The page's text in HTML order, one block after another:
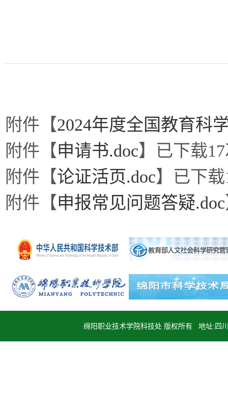
附件【2024年度全国教育科
附件【申请书.doc】已下载17
附件【论证活页.doc】已下载
附件【申报常见问题答疑.doc
绵阳职业技术学院科技处 版权所有 地址:四